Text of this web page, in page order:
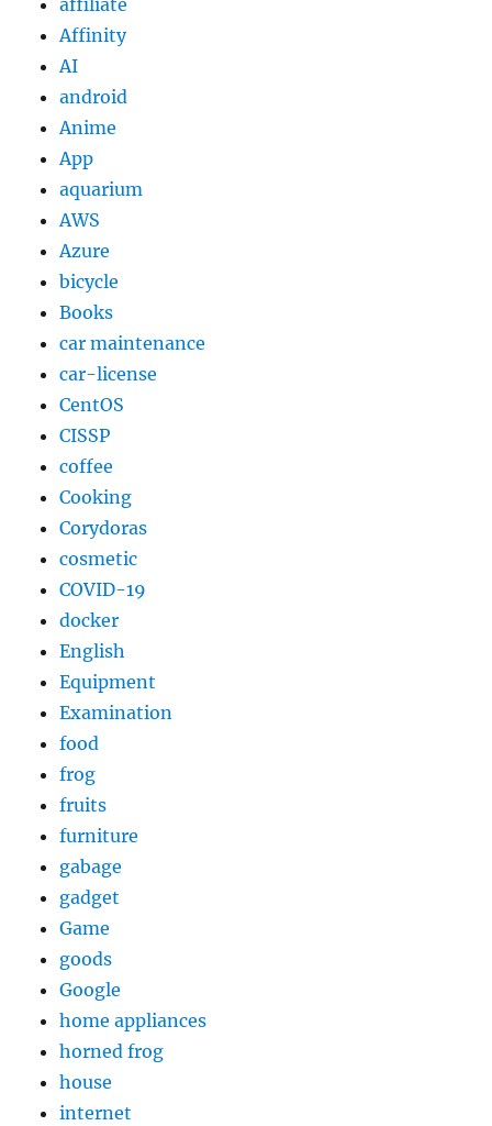
affiliate
Affinity
AI
android
Anime
App
aquarium
AWS
Azure
bicycle
Books
car maintenance
car-license
CentOS
CISSP
coffee
Cooking
Corydoras
cosmetic
COVID-19
docker
English
Equipment
Examination
food
frog
fruits
furniture
gabage
gadget
Game
goods
Google
home appliances
horned frog
house
internet